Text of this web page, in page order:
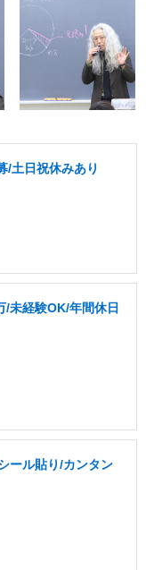
/土日祝休みあり
/未経験OK/年間休日
ール貼り/カンタン